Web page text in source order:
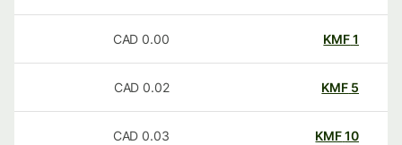
KMF
0.00
CAD
KMF
0.02
CAD
KMF
0.03
CAD